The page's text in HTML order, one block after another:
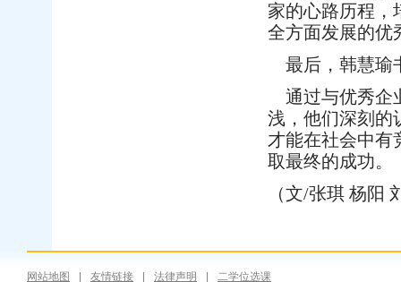
家的心路历程，
全方面发展的优
最后，韩慧瑜
通过与优秀企
浅，他们深刻的
才能在社会中有
取最终的成功。
（文/张琪 杨阳
网站地图 友情链接 法律声明 二学位选课